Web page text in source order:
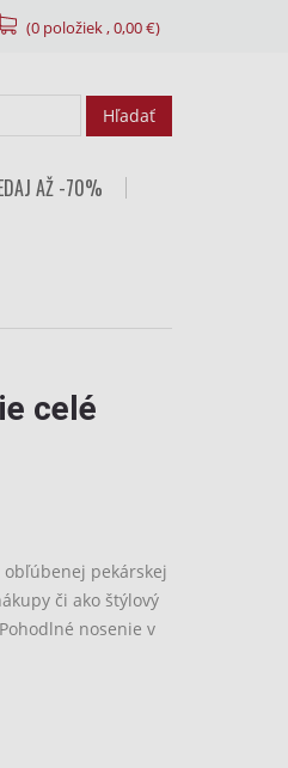
(0 položiek ,0,00€)
AŽ -70%
celé
pekárskej
či ako štýlový
nosenie v